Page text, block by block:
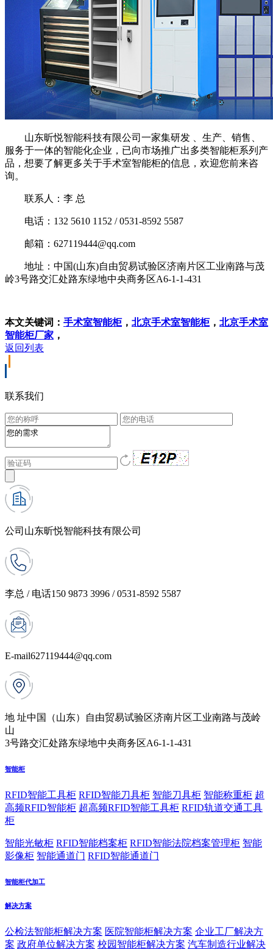
山东昕悦智能科技有限公司一家集研发 、生产、销售、
服务于一体的智能化企业，已向市场推广出多类智能柜系列产
品，想要了解更多关于手术室智能柜的信息，欢迎您前来咨
询。
联系人：李 总
电话：132 5610 1152 / 0531-8592 5587
邮箱：627119444@qq.com
地址：中国(山东)自由贸易试验区济南片区工业南路与茂
岭3号路交汇处路东绿地中央商务区A6-1-1-431
本文关键词： 手术室智能柜， 北京手术室智能柜， 北京手术室
智能柜厂家 ，
返回列表
联系我们
公司 山东昕悦智能科技有限公司
李总 / 电话150 9873 3996 / 0531-8592 5587
E-mail627119444@qq.com
地 址中国（山东）自由贸易试验区济南片区工业南路与茂岭
山
3号路交汇处路东绿地中央商务区A6-1-1-431
智能柜
RFID智能工具柜 RFID智能刀具柜 智能刀具柜 智能称重柜 超
高频RFID智能柜 超高频RFID智能工具柜 RFID轨道交通工具
柜
智能光敏柜 RFID智能档案柜 RFID智能法院档案管理柜 智能
影像柜 智能通道门 RFID智能通道门
智能柜代加工
解决方案
公检法智能柜解决方案 医院智能柜解决方案 企业工厂解决方
案 政府单位解决方案 校园智能柜解决方案 汽车制造行业解决